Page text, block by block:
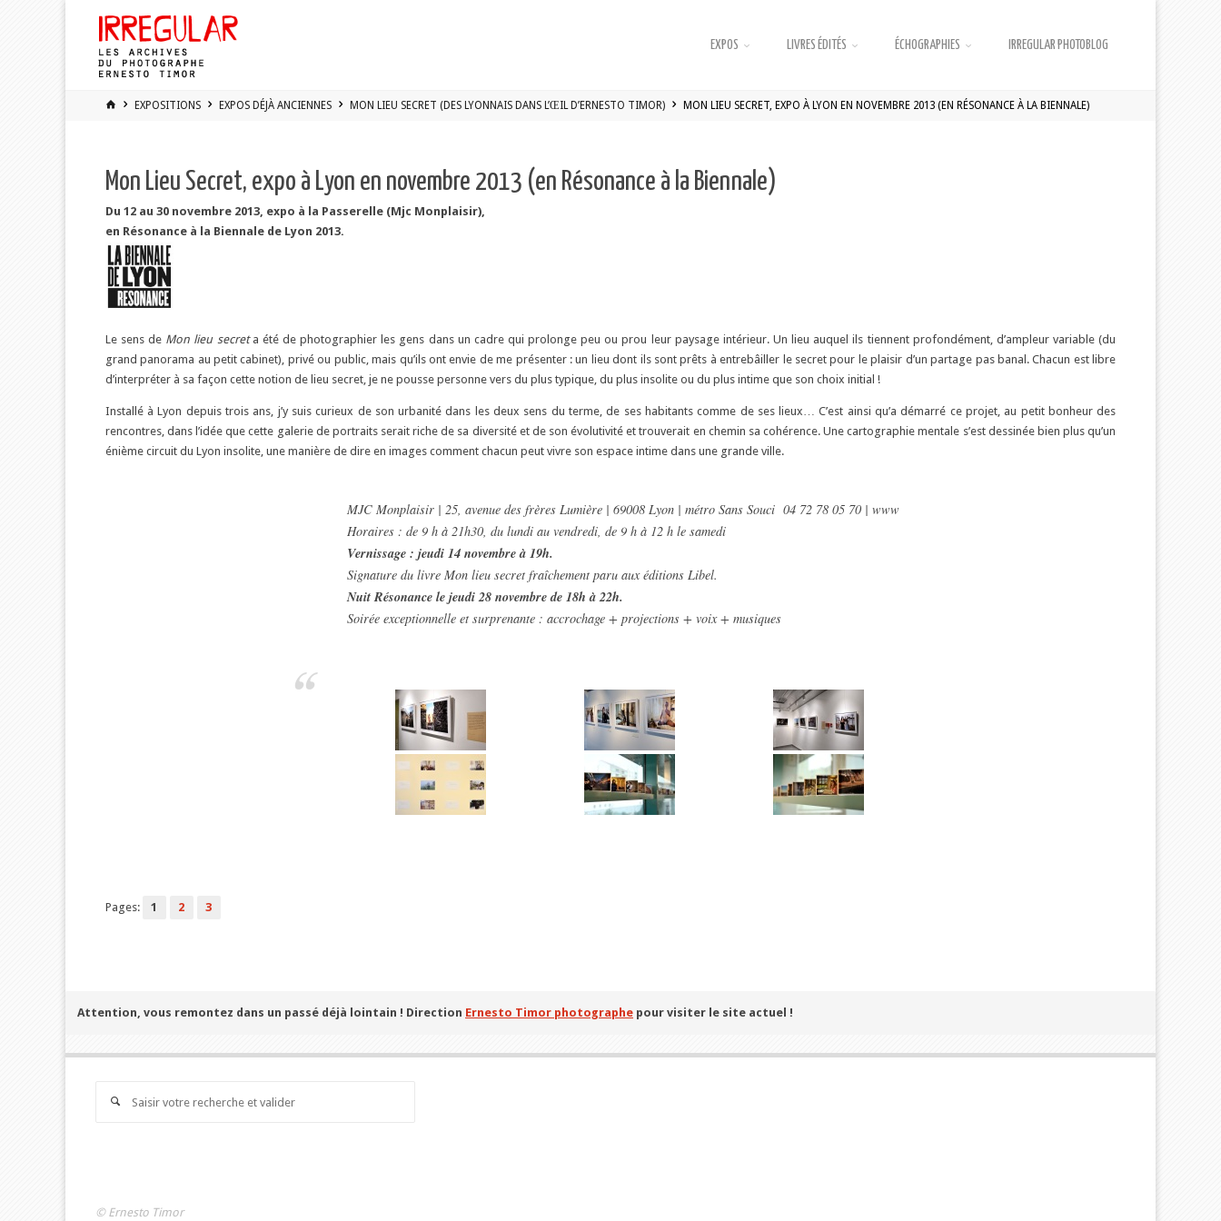
EXPOS LIVRES ÉDITÉS ÉCHOGRAPHIES IRREGULAR PHOTOBLOG
HOMEEXPOSITIONS EXPOS DÉJÀ ANCIENNES MON LIEU SECRET (DES LYONNAIS DANS L’ŒIL D’ERNESTO TIMOR) MON LIEU SECRET, EXPO À LYON EN NOVEMBRE 2013 (EN RÉSONANCE À LA BIENNALE)
Mon Lieu Secret, expo à Lyon en novembre 2013 (en Résonance à la Biennale)
Du 12 au 30 novembre 2013, expo à la Passerelle (Mjc Monplaisir),
en Résonance à la Biennale de Lyon 2013.
Le sens de Mon lieu secreta été de photographier les gens dans un cadre qui prolonge peu ou prou leur paysage intérieur. Un lieu auquel ils tiennent profondément, d’ampleur variable (du
grand panorama au petit cabinet), privé ou public, mais qu’ils ont envie de me présenter : un lieu dont ils sont prêts à entrebâiller le secret pour le plaisir d’un partage pas banal. Chacun est libre
d’interpréter à sa façon cette notion de lieu secret, je ne pousse personne vers du plus typique, du plus insolite ou du plus intime que son choix initial !
Installé à Lyon depuis trois ans, j’y suis curieux de son urbanité dans les deux sens du terme, de ses habitants comme de ses lieux… C’est ainsi qu’a démarré ce projet, au petit bonheur des
rencontres, dans l’idée que cette galerie de portraits serait riche de sa diversité et de son évolutivité et trouverait en chemin sa cohérence. Une cartographie mentale s’est dessinée bien plus qu’un
énième circuit du Lyon insolite, une manière de dire en images comment chacun peut vivre son espace intime dans une grande ville.
MJC Monplaisir | 25, avenue des frères Lumière | 69008 Lyon | métro Sans Souci 04 72 78 05 70 | www
Horaires : de 9 h à 21h30, du lundi au vendredi, de 9 h à 12 h le samedi
Vernissage : jeudi 14 novembre à 19h.
Signature du livre Mon lieu secretfraîchement paru aux éditions Libel.
Nuit Résonance le jeudi 28 novembre de 18h à 22h.
Soirée exceptionnelle et surprenante : accrochage + projections + voix + musiques
Pages: 1 2 3
Attention, vous remontez dans un passé déjà lointain ! Direction Ernesto Timor photographe pour visiter le site actuel !
© Ernesto Timor